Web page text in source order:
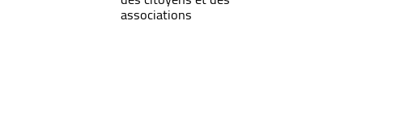
associations